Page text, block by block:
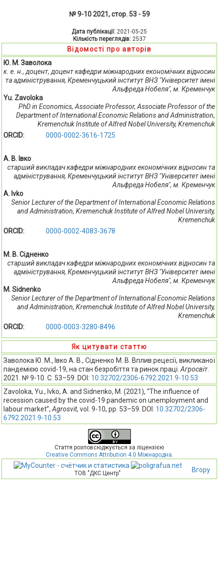
№ 9-10 2021, стор. 53 - 59
Дата публікації: 2021-05-25
Кількість переглядів: 2537
Відомості про авторів
Ю. М. Заволока
к. е. н., доцент, доцент кафедри міжнародних економічних відносин
та адміністрування, Кременчуцький інститут ВНЗ "Університет імені
Альфреда Нобеля", м. Кременчук
Yu. Zavoloka
PhD in Economics, Associate Professor, Associate Professor of the
Department of International Economic Relations and Administration,
Kremenchuk Institute of Alfred Nobel University, Kremenchuk
ORCID:
0000-0002-3616-1725
А. В. Івко
старший викладач кафедри міжнародних економічних відносин та
адміністрування, Кременчуцький інститут ВНЗ "Університет імені
Альфреда Нобеля", м. Кременчук
A. Ivko
Senior Lecturer of the Department of International Economic Relations
and Administration, Kremenchuk Institute of Alfred Nobel University,
Kremenchuk
ORCID:
0000-0002-4083-3678
М. В. Сідненко
старший викладач кафедри міжнародних економічних відносин та
адміністрування, Кременчуцький інститут ВНЗ "Університет імені
Альфреда Нобеля", м. Кременчук
M. Sidnenko
Senior Lecturer of the Department of International Economic Relations
and Administration, Kremenchuk Institute of Alfred Nobel University,
Kremenchuk
ORCID:
0000-0003-3280-8496
Як цитувати статтю
Заволока Ю. М., Івко А. В., Сідненко М. В. Вплив рецесії, викликаної
пандемією covid-19, на стан безробіття та ринок праці. Агросвіт
2021. № 9-10. С. 53–59. DOI: 10.32702/2306-6792.2021.9-10.53
Zavoloka, Yu., Ivko, A. and Sidnenko, M. (2021), “The influence of
recession caused by the covid-19 pandemic on unemployment and
labour market”, Agrosvit, vol. 9-10, pp. 53–59. DOI: 10.32702/2306-
6792.2021.9-10.53
Стаття розповсюджується за ліцензією
Creative Commons Attribution 4.0 Міжнародна
Вгору
ТОВ "ДКС Центр"